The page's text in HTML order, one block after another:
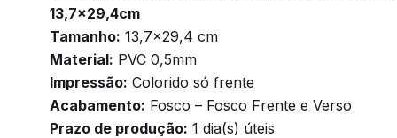
13,7×29,4cm
Tamanho: 13,7×29,4 cm
Material: PVC 0,5mm
Impressão: Colorido só frente
Acabamento: Fosco – Fosco Frente e Verso
Prazo de produção: 1 dia(s) úteis